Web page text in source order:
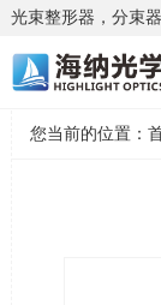
光束整形器，分束
太阳能模拟器，显
晶体
您当前的位置：